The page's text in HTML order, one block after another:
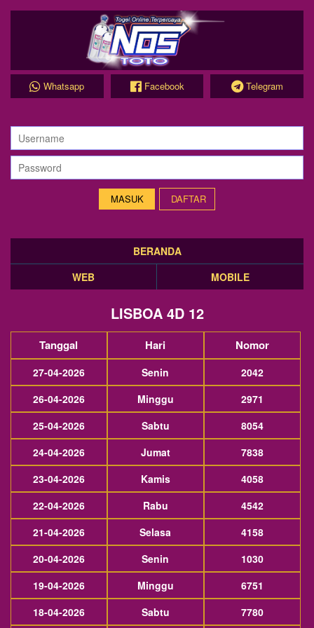
Whatsapp Facebook Telegram
DAFTAR
BERANDA
WEB
MOBILE
LISBOA 4D 12
Tanggal Hari Nomor
27-04-2026 Senin
2042
26-04-2026
Minggu
2971
25-04-2026
Sabtu
8054
24-04-2026
Jumat
7838
23-04-2026
Kamis
4058
22-04-2026
Rabu
4542
21-04-2026
Selasa
4158
20-04-2026
Senin
1030
19-04-2026
Minggu
6751
18-04-2026
Sabtu 7780